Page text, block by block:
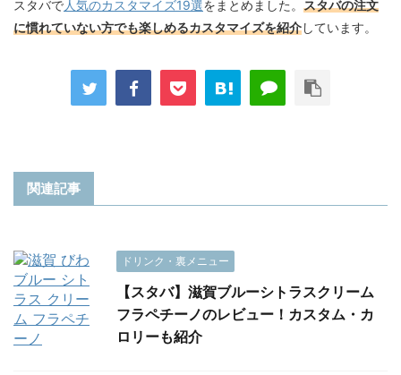
スタバで人気のカスタマイズ19選をまとめました。 スタバの注文
に慣れていない方でも楽しめるカスタマイズを紹介しています。
関連記事
ドリンク・裏メニュー
【スタバ】滋賀ブルーシトラスクリーム
フラペチーノのレビュー！カスタム・カ
ロリーも紹介